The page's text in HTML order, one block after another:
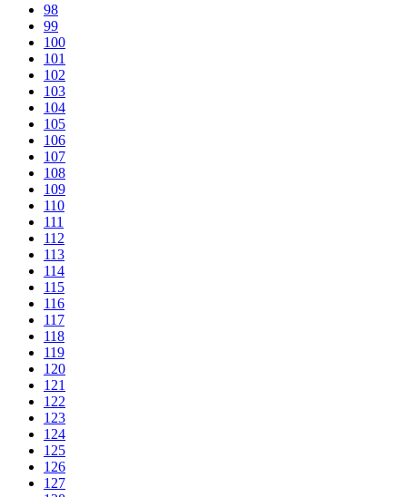
98
99
100
101
102
103
104
105
106
107
108
109
110
111
112
113
114
115
116
117
118
119
120
121
122
123
124
125
126
127